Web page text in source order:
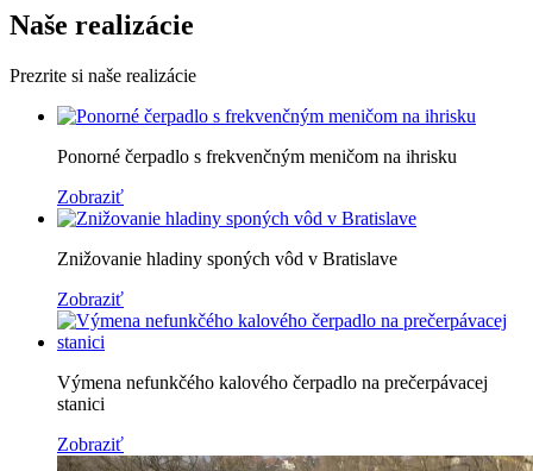
Naše realizácie
Prezrite si naše realizácie
Ponorné čerpadlo s frekvenčným meničom na ihrisku
Zobraziť
Znižovanie hladiny sponých vôd v Bratislave
Zobraziť
Výmena nefunkčého kalového čerpadlo na prečerpávacej
stanici
Zobraziť